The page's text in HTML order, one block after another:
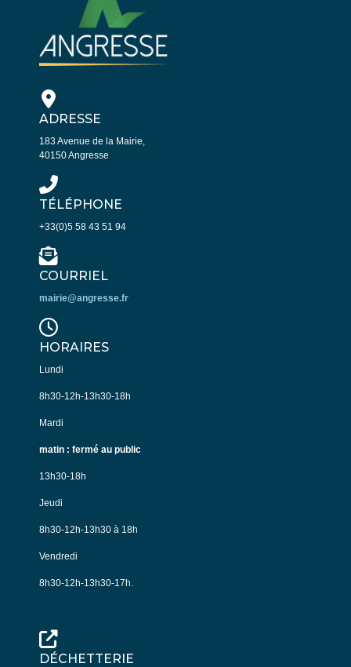
ADRESSE
183 Avenue de la Mairie,
40150 Angresse
TÉLÉPHONE
+33(0)5 58 43 51 94
COURRIEL
mairie@angresse.fr
HORAIRES
Lundi
8h30-12h-13h30-18h
Mardi
matin : fermé au public
13h30-18h
Jeudi
8h30-12h-13h30 à 18h
Vendredi
8h30-12h-13h30-17h.
DÉCHETTERIE